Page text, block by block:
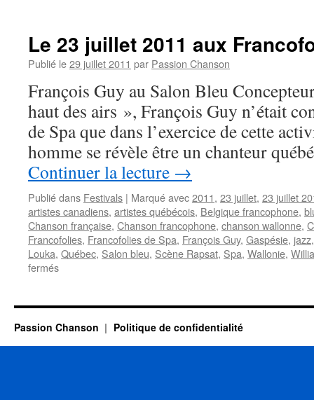
Le 23 juillet 2011 aux
Publié le29 juillet 2011 par Passion Chanson
François Guy au Salon Bleu
haut des airs », François Guy n’était
de Spa que dans l’exercice de cette
homme se révèle être un chanteur
Continuer la lecture →
Publié dans Festivals | Marqué avec2011, 23 juillet, 23 juillet
artistes canadiens, artistes québécois, Belgique francophone,
Chanson française, Chanson francophone, chanson wallonne,
Francofolies, Francofolies de Spa, François Guy, Gaspésie, jazz
Louka, Québec, Salon bleu, Scène Rapsat, Spa, Wallonie,
ferméssur
juillet
2011
Francofolies
Passion Chanson Politique de confidentialité